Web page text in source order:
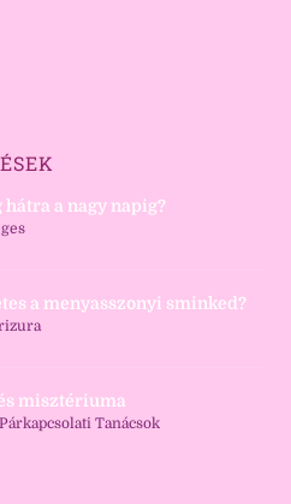
hátra a nagy napig?
a menyasszonyi sminked?
misztériuma
Párkapcsolati Tanácsok